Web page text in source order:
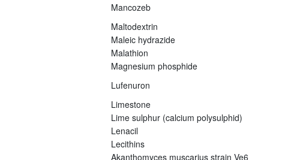
Mancozeb
Maltodextrin
Maleic hydrazide
Malathion
Magnesium phosphide
Lufenuron
Limestone
Lime sulphur (calcium polysulphid)
Lenacil
Lecithins
Akanthomyces muscarius strain Ve6